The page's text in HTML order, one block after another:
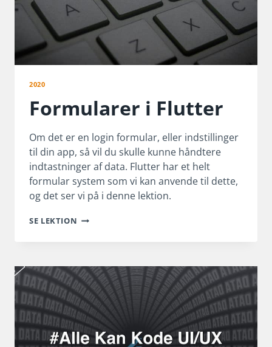
2020
Formularer i Flutter
Om det er en login formular, eller indstillinger
til din app, så vil du skulle kunne håndtere
indtastninger af data. Flutter har et helt
formular system som vi kan anvende til dette,
og det ser vi på i denne lektion.
SE LEKTION FORMULARER